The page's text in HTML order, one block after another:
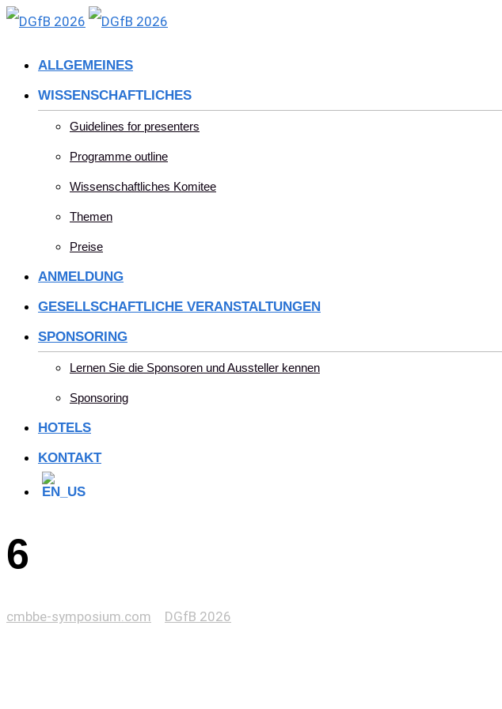
Skip
ALLGEMEINES
WISSENSCHAFTLICHES
Guidelines for presenters
Programme outline
Wissenschaftliches Komitee
Themen
Preise
ANMELDUNG
GESELLSCHAFTLICHE VERANSTALTUNGEN
SPONSORING
Lernen Sie die Sponsoren und Aussteller kennen
Sponsoring
HOTELS
KONTAKT
6
cmbbe-symposium.com DGfB 2026